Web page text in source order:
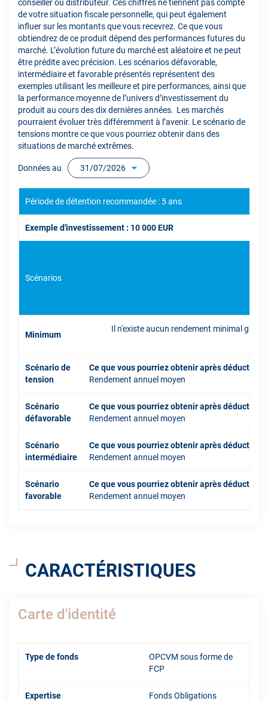
conseiller ou distributeur. Ces chiffres ne tiennent pas compte
de votre situation fiscale personnelle, qui peut également
influer sur les montants que vous recevrez. Ce que vous
obtiendrez de ce produit dépend des performances futures du
marché. L’évolution future du marché est aléatoire et ne peut
être prédite avec précision. Les scénarios défavorable,
intermédiaire et favorable présentés représentent des
exemples utilisant les meilleure et pire performances, ainsi que
la performance moyenne de l’univers d’investissement du
produit au cours des dix dernières années. Les marchés
pourraient évoluer très différemment à l’avenir. Le scénario de
tensions montre ce que vous pourriez obtenir dans des
situations de marché extrêmes.
Données au 31/07/2026
Période de détention recommandée : 5 ans
Exemple d'investissement : 10 000 EUR
Scénarios
Minimum
Il n'existe aucun rendement minimal
Scénario de
tension
Ce que vous pourriez obtenir après déduction
Rendement annuel moyen
Scénario
défavorable
Ce que vous pourriez obtenir après déduction
Rendement annuel moyen
Scénario
intermédiaire
Ce que vous pourriez obtenir après déduction
Rendement annuel moyen
Scénario
favorable
Ce que vous pourriez obtenir après déduction
Rendement annuel moyen
CARACTÉRISTIQUES
Carte d'identité
Type de fonds
OPCVM sous forme de
FCP
Expertise
Fonds Obligations